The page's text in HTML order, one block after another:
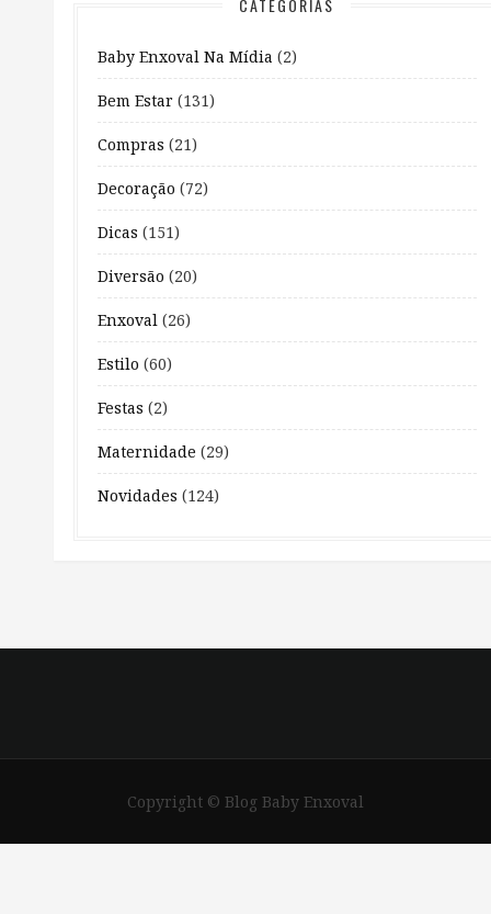
CATEGORIAS
Baby Enxoval Na Mídia (2)
Bem Estar (131)
Compras (21)
Decoração (72)
Dicas (151)
Diversão (20)
Enxoval (26)
Estilo (60)
Festas (2)
Maternidade (29)
Novidades (124)
Copyright © Blog Baby Enxoval